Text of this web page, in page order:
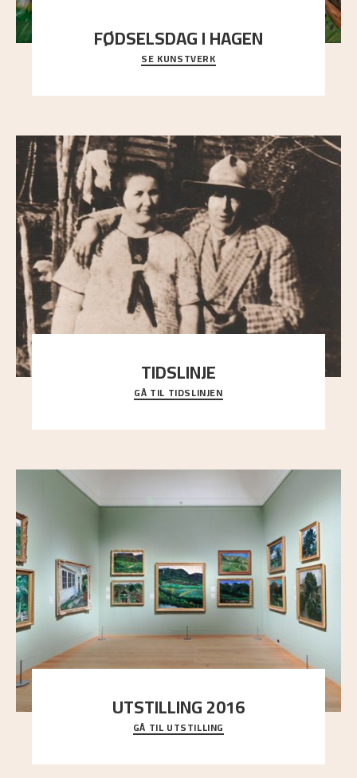
FØDSELSDAG I HAGEN
En gruppe mennesker er samlet under de store
trekronene i prestegårdshagen...
SE KUNSTVERK
TIDSLINJE
Bli kjent med Nikolai Astrups liv, kunstnerskap og
ettermæle i en interaktiv presentasjon.
GÅ TIL TIDSLINJEN
UTSTILLING 2016
En komplett oversikt over Nikolai Astrups
utstillinger, fra debuten i 1900 og frem til i dag.
GÅ TIL UTSTILLING